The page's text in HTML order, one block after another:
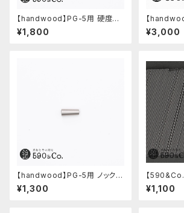
【handwood】PG-5用 硬度表
示窓 (真鍮/菱形窓)
¥1,800
【
ーツ/カスタム
テンレス)
¥3,000
【handwood】PG-5用 ノック部
カバー (ステンレス)
¥1,300
【
入り)
¥1,100